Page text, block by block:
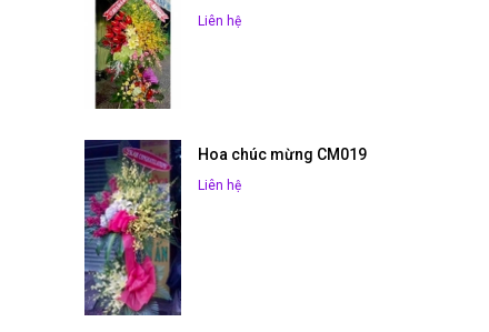
Liên hệ
Hoa chúc mừng CM019
Liên hệ